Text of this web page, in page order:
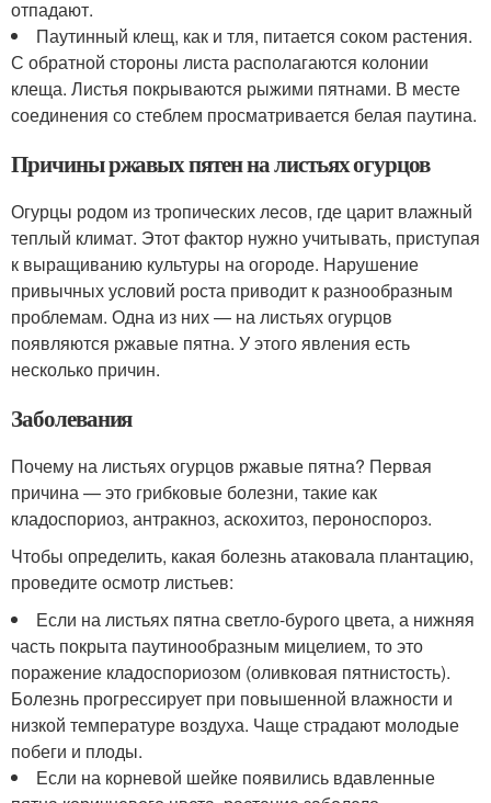
отпадают.
Паутинный клещ, как и тля, питается соком растения.
С обратной стороны листа располагаются колонии
клеща. Листья покрываются рыжими пятнами. В месте
соединения со стеблем просматривается белая паутина.
Причины ржавых пятен на листьях огурцов
Огурцы родом из тропических лесов, где царит влажный
теплый климат. Этот фактор нужно учитывать, приступая
к выращиванию культуры на огороде. Нарушение
привычных условий роста приводит к разнообразным
проблемам. Одна из них — на листьях огурцов
появляются ржавые пятна. У этого явления есть
несколько причин.
Заболевания
Почему на листьях огурцов ржавые пятна? Первая
причина — это грибковые болезни, такие как
кладоспориоз, антракноз, аскохитоз, пероноспороз.
Чтобы определить, какая болезнь атаковала плантацию,
проведите осмотр листьев:
Если на листьях пятна светло-бурого цвета, а нижняя
часть покрыта паутинообразным мицелием, то это
поражение кладоспориозом (оливковая пятнистость).
Болезнь прогрессирует при повышенной влажности и
низкой температуре воздуха. Чаще страдают молодые
побеги и плоды.
Если на корневой шейке появились вдавленные